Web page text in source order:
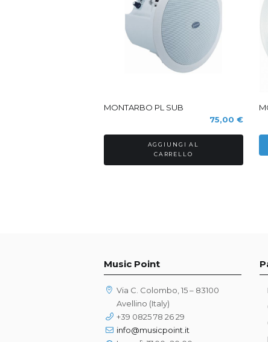
MONTARBO PL SUB
75,00 €
AGGIUNGI AL
CARRELLO
Music Point
Via C. Colombo, 15 – 83100
Avellino (Italy)
+39 0825 78 26 29
info@musicpoint.it